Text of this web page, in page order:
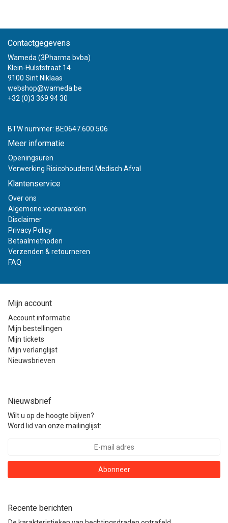
Contactgegevens
Wameda (3Pharma bvba)
Klein-Hulststraat 14
9100 Sint Niklaas
webshop@wameda.be
+32 (0)3 369 94 30
BTW nummer: BE0647.600.506
Meer informatie
Openingsuren
Verwerking Risicohoudend Medisch Afval
Klantenservice
Over ons
Algemene voorwaarden
Disclaimer
Privacy Policy
Betaalmethoden
Verzenden & retourneren
FAQ
Mijn account
Account informatie
Mijn bestellingen
Mijn tickets
Mijn verlanglijst
Nieuwsbrieven
Nieuwsbrief
Wilt u op de hoogte blijven?
Word lid van onze mailinglijst:
Abonneer
Recente berichten